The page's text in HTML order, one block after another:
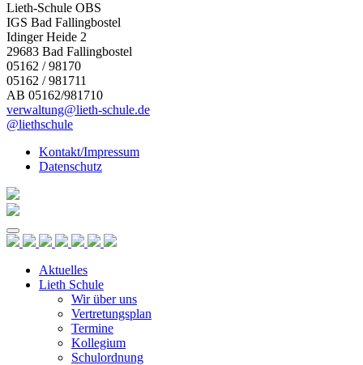
Lieth-Schule OBS
IGS Bad Fallingbostel
Idinger Heide 2
29683 Bad Fallingbostel
05162 / 98170
05162 / 981711
AB 05162/981710
verwaltung@lieth-schule.de
@liethschule
Kontakt/Impressum
Datenschutz
Skip
to
Aktuelles
Lieth Schule
Wir über uns
Vertretungsplan
Termine
Kollegium
Schulordnung